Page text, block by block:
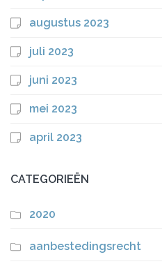
augustus 2023
juli 2023
juni 2023
mei 2023
april 2023
CATEGORIEËN
2020
aanbestedingsrecht